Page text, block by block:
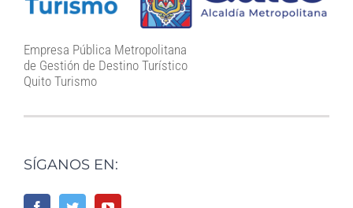
Empresa Pública Metropolitana
de Gestión de Destino Turístico
Quito Turismo
SÍGANOS EN: